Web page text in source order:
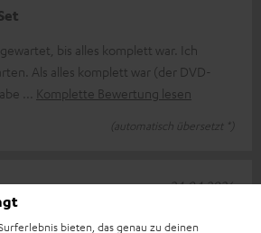
bis alles komplett war. Ich
Als alles komplett war (der DVD-
Komplette Bewertung lesen
(automatisch übersetzt *)
mit Receiver DENON X2800H
24.04.2026
bieten, das genau zu deinen